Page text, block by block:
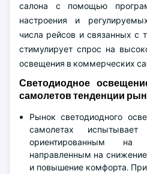
салона с помощью
настроения и
числа рейсов и связанных с
стимулирует спрос на
освещения в коммерческих
Светодиодное
самолетов тенденции
Рынок светодиодного
самолетах
ориентированным на
направленным на снижение
и повышение комфорта.